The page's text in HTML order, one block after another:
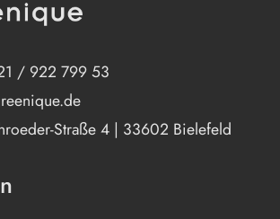
/ 922 799 53
Straße 4 | 33602 Bielefeld